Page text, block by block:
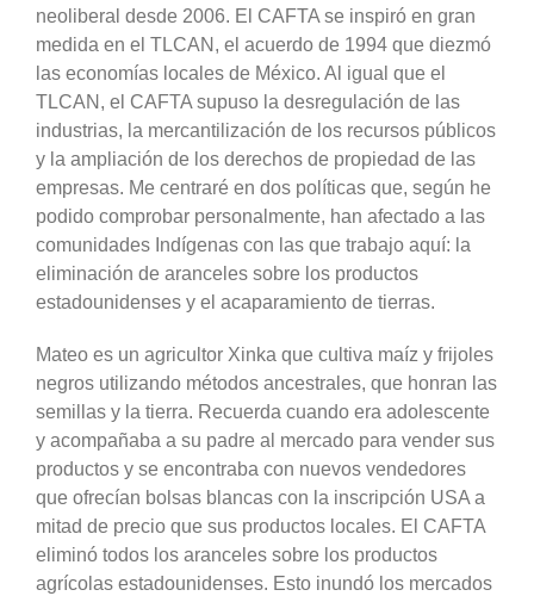
neoliberal desde 2006. El CAFTA se inspiró en gran
medida en el TLCAN, el acuerdo de 1994 que diezmó
las economías locales de México. Al igual que el
TLCAN, el CAFTA supuso la desregulación de las
industrias, la mercantilización de los recursos públicos
y la ampliación de los derechos de propiedad de las
empresas. Me centraré en dos políticas que, según he
podido comprobar personalmente, han afectado a las
comunidades Indígenas con las que trabajo aquí: la
eliminación de aranceles sobre los productos
estadounidenses y el acaparamiento de tierras.
Mateo es un agricultor Xinka que cultiva maíz y frijoles
negros utilizando métodos ancestrales, que honran las
semillas y la tierra. Recuerda cuando era adolescente
y acompañaba a su padre al mercado para vender sus
productos y se encontraba con nuevos vendedores
que ofrecían bolsas blancas con la inscripción USA a
mitad de precio que sus productos locales. El CAFTA
eliminó todos los aranceles sobre los productos
agrícolas estadounidenses. Esto inundó los mercados